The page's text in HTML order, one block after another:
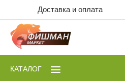
Доставка и оплата
КАТАЛОГ